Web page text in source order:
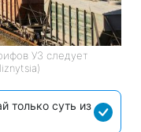
УЗ следует
только суть из